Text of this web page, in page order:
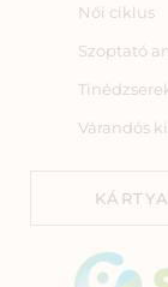
Női ciklus
Szoptató
Várandós